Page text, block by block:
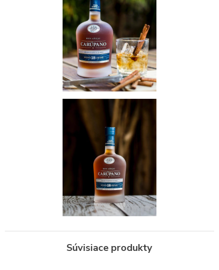
Súvisiace produkty